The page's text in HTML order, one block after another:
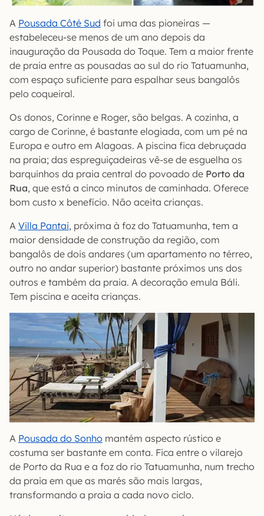
A Pousada Côté Sud foi uma das pioneiras —
estabeleceu-se menos de um ano depois da
inauguração da Pousada do Toque. Tem a maior frente
de praia entre as pousadas ao sul do rio Tatuamunha,
com espaço suficiente para espalhar seus bangalôs
pelo coqueiral.
Os donos, Corinne e Roger, são belgas. A cozinha, a
cargo de Corinne, é bastante elogiada, com um pé na
Europa e outro em Alagoas. A piscina fica debruçada
na praia; das espreguiçadeiras vê-se de esguelha os
barquinhos da praia central do povoado de Porto da
Rua, que está a cinco minutos de caminhada. Oferece
bom custo x benefício. Não aceita crianças.
A Villa Pantai, próxima à foz do Tatuamunha, tem a
maior densidade de construção da região, com
bangalôs de dois andares (um apartamento no térreo,
outro no andar superior) bastante próximos uns dos
outros e também da praia. A decoração emula Báli.
Tem piscina e aceita crianças.
A Pousada do Sonho mantém aspecto rústico e
costuma ser bastante em conta. Fica entre o vilarejo
de Porto da Rua e a foz do rio Tatuamunha, num trecho
da praia em que as marés são mais largas,
transformando a praia a cada novo ciclo.